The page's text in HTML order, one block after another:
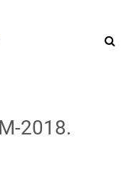
2018.